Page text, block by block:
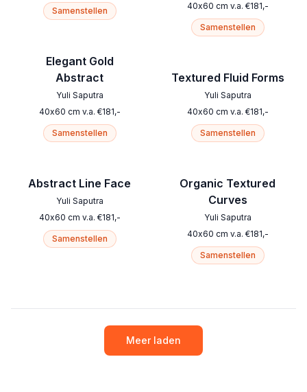
Samenstellen
Elegant Gold
Abstract
Yuli Saputra
40x60 cm v.a. €181,-
Samenstellen
Abstract Line Face
Yuli Saputra
40x60 cm v.a. €181,-
Samenstellen
40x60 cm v.a. €181,-
Samenstellen
Textured Fluid Forms
Yuli Saputra
40x60 cm v.a. €181,-
Samenstellen
Organic Textured
Curves
Yuli Saputra
40x60 cm v.a. €181,-
Samenstellen
Meer laden